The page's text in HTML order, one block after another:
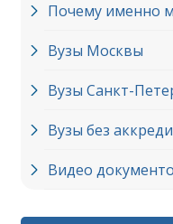
Почему именно
Вузы Москвы
Вузы Cанкт-
Вузы без
Видео